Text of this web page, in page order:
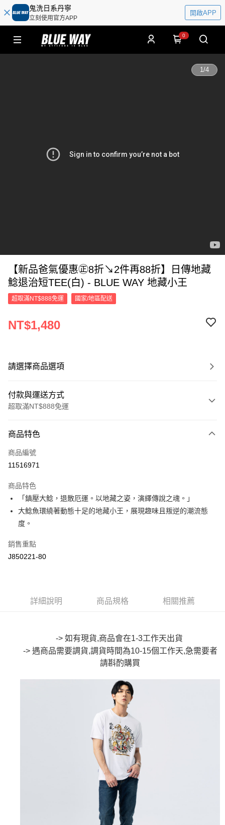
鬼洗日系丹寧
立刻使用官方APP
開啟APP
0
1/4
【新品爸氣優惠㊣8折↘2件再88折】日傳地藏
鯰退治短TEE(白) - BLUE WAY 地藏小王
超取滿NT$888免運 國家/地區配送
NT$1,480
請選擇商品選項
付款與運送方式
超取滿NT$888免運
信用卡一次付款
超商取貨付款
Apple Pay
街口支付
相關說明
流程，驗證手機門號後，選擇欲分期的期數、繳款截止日，確認付款後即完
成交易。
3.實際核准額度、可分期數及費用金額請依後續交易確認頁面所載為準。
4.訂單成立30分鐘內，如未前往確認交易或遇審核未通過，訂單將自動取
1.分期款項不併入電信帳單，「大哥付你分期」於每月結算日後寄送繳費提
2.透過簡訊連結打開帳單後，可選擇「超商條碼／台灣大直營門市／銀行轉
帳／街口支付／iPASS MONEY」等通路繳費。
1.本服務係由「台灣大哥大股份有限公司」（以下簡稱本公司）所提供，讓
用戶於交易時，得透過本服務購買商品或服務，並由商店將買賣／分期付款
買賣價金債權讓與本公司後，依約使用本公司帳單繳交帳款。
2.基於同意付款使用「大哥付你分期」之契約關係目的，商店將以您的個人
資料（包含姓名、電話或地址）提供予台灣大哥大進項蒐集、處理及利用，
由本公司與您本人進行分期帳單所需資料之確認、核對及更正。
3.完整用戶服務條款，請詳閱以下連結： https://oppay.tw/userRule
【關於「AFTEE先享後付」】
AFTEE先享後付是「在收到商品之後才付款」的支付方式。 讓您購物簡單
２．便利：只要手機號碼，簡訊認證，即可結帳。
３．安心：先確認商品／服務後，再付款。
１．於結帳方式選擇「AFTEE先享後付」後，將跳轉至「AFTEE先享後付」
結帳頁面，進行簡訊認證並確認金額後，即可完成結帳。
２．訂單成立數日內，您將收到繳費通知簡訊。
３．收到繳費通知簡訊後14天內，點擊此簡訊中的連結，可透過四大超商／
ATM／網路銀行／等多元方式進行付款，方視為交易完成。
※ 請注意：結帳手續完成當下不需立刻繳費，但若您需要取消訂單，請聯絡
購買商品的店家。未經商家同意取消之訂單仍視為有效，需透過AFTEE先享
※ 交易是否成功請以「AFTEE先享後付 」之結帳頁面顯示為準，若有關於
是否繳費成功／繳費後需取消欲退款等相關疑問，請聯繫「AFTEE先享後付
https://netprotections.freshdesk.com/support/home
ATM付款
每筆NT$80，滿NT$888(含以上)免運費
每筆NT$80，滿NT$888(含以上)免運費
每筆NT$60，滿NT$3,000(含以上)免運費
每筆NT$60，滿NT$3,000(含以上)免運費
商品特色
商品編號
11516971
商品特色
「鎮壓大鯰，退散厄運。以地藏之姿，演繹傳說之魂。」
大鯰魚環繞著動態十足的地藏小王，展現趣味且叛逆的潮流態
度。
銷售重點
J850221-80
詳細說明 商品規格 相關推薦
-> 如有現貨,商品會在1-3工作天出貨
-> 遇商品需要調貨,調貨時間為10-15個工作天,急需要者
請斟酌購買